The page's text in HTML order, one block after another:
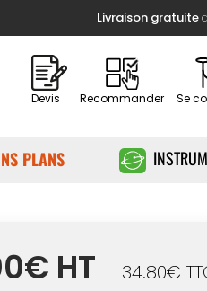
Livraison gratuite
Devis Recommander Se
PLANS
HT 34.80€